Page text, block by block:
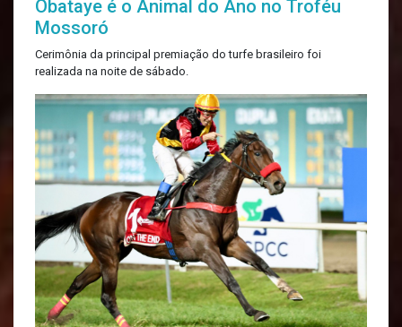
Obataye é o Animal do Ano no Troféu
Mossoró
Cerimônia da principal premiação do turfe brasileiro foi
realizada na noite de sábado.